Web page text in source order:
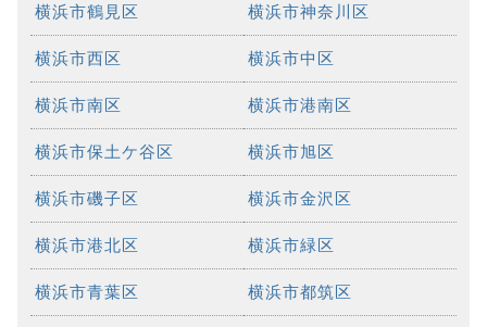
横浜市鶴見区 横浜市神奈川区
横浜市西区 横浜市中区
横浜市南区 横浜市港南区
横浜市保土ケ谷区 横浜市旭区
横浜市磯子区 横浜市金沢区
横浜市港北区 横浜市緑区
横浜市青葉区 横浜市都筑区